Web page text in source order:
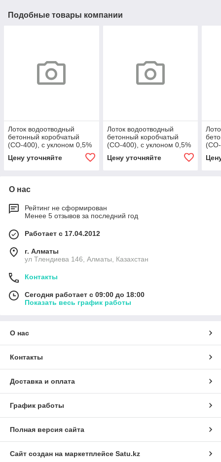
Подобные товары компании
Лоток водоотводный
бетонный коробчатый
(СО-400), с уклоном 0,5%
КUу 100.54(40).64,5(56,5)
- BGМ, № 39
Цену уточняйте
Лоток водоотводный
бетонный коробчатый
(СО-400), с уклоном 0,5%
КUу 100.54(40).64,5(56,5)
- BGМ, № 39
Цену уточняйте
(СО-
О нас
Рейтинг не сформирован
Менее 5 отзывов за последний год
Работает с 17.04.2012
г. Алматы
ул Тлендиева 146, Алматы, Казахстан
Контакты
Сегодня работает с 09:00 до 18:00
Показать весь график работы
О нас
Контакты
Доставка и оплата
График работы
Полная версия сайта
Сайт создан на маркетплейсе Satu.kz